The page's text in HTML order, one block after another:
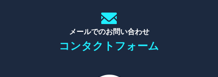
メールでのお問い合わせ
コンタクトフォーム